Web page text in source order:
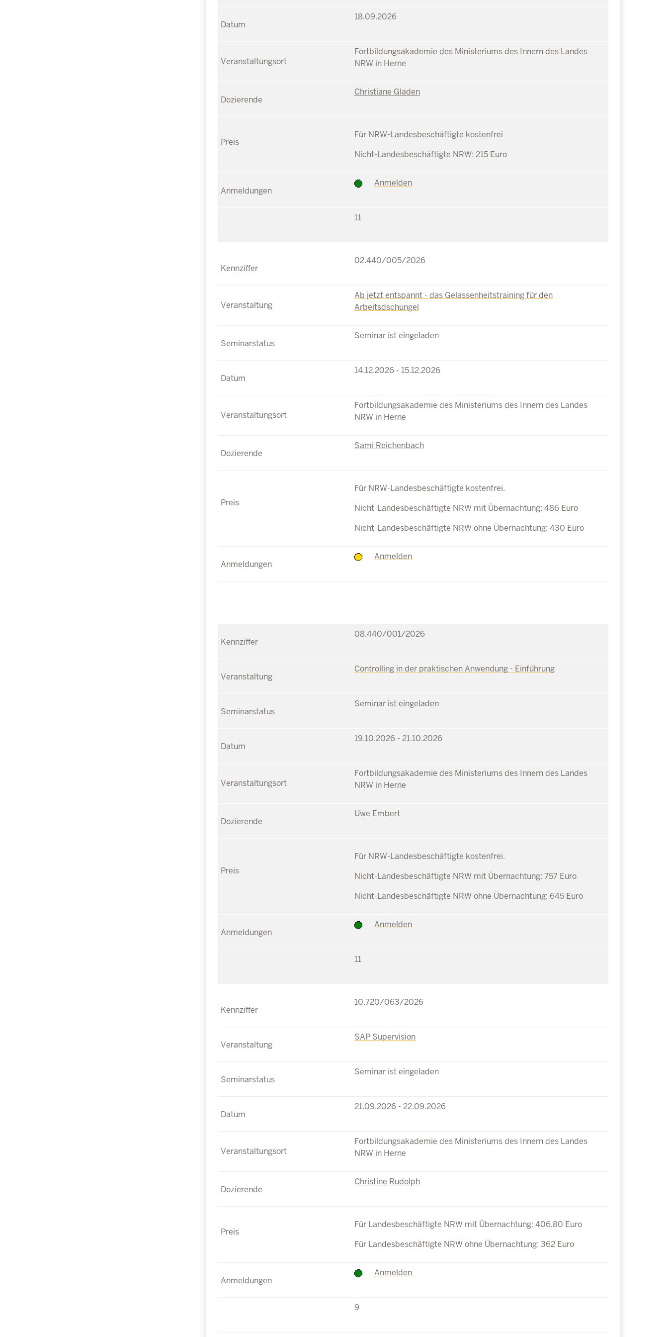
18.09.2026
Fortbildungsakademie des Ministeriums des Innern des Landes
NRW in Herne
Christiane Gladen
Für NRW-Landesbeschäftigte kostenfrei
Nicht-Landesbeschäftigte NRW: 215 Euro
Anmelden
11
02.440/005/2026
Ab jetzt entspannt - das Gelassenheitstraining für den
Arbeitsdschungel
Seminar ist eingeladen
14.12.2026 - 15.12.2026
Fortbildungsakademie des Ministeriums des Innern des Landes
NRW in Herne
Sami Reichenbach
Für NRW-Landesbeschäftigte kostenfrei.
Nicht-Landesbeschäftigte NRW mit Übernachtung: 486 Euro
Nicht-Landesbeschäftigte NRW ohne Übernachtung: 430 Euro
Anmelden
08.440/001/2026
Controlling in der praktischen Anwendung - Einführung
Seminar ist eingeladen
19.10.2026 - 21.10.2026
Fortbildungsakademie des Ministeriums des Innern des Landes
NRW in Herne
Uwe Embert
Für NRW-Landesbeschäftigte kostenfrei.
Nicht-Landesbeschäftigte NRW mit Übernachtung: 757 Euro
Nicht-Landesbeschäftigte NRW ohne Übernachtung: 645 Euro
Anmelden
11
10.720/063/2026
SAP Supervision
Seminar ist eingeladen
21.09.2026 - 22.09.2026
Fortbildungsakademie des Ministeriums des Innern des Landes
NRW in Herne
Christine Rudolph
Für Landesbeschäftigte NRW mit Übernachtung: 406,80 Euro
Für Landesbeschäftigte NRW ohne Übernachtung: 362 Euro
Anmelden
9